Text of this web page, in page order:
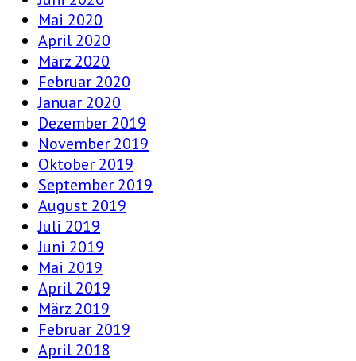
Mai 2020
April 2020
März 2020
Februar 2020
Januar 2020
Dezember 2019
November 2019
Oktober 2019
September 2019
August 2019
Juli 2019
Juni 2019
Mai 2019
April 2019
März 2019
Februar 2019
April 2018